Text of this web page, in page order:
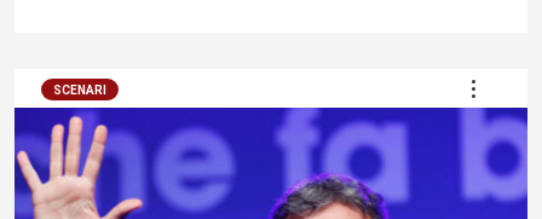
SCENARI